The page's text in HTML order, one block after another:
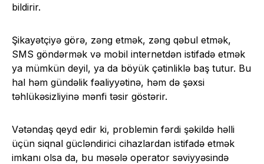
bildirir.
Şikayətçiyə görə, zəng etmək, zəng qəbul etmək,
SMS göndərmək və mobil internetdən istifadə etmək
ya mümkün deyil, ya da böyük çətinliklə baş tutur. Bu
hal həm gündəlik fəaliyyətinə, həm də şəxsi
təhlükəsizliyinə mənfi təsir göstərir.
Vətəndaş qeyd edir ki, problemin fərdi şəkildə həlli
üçün siqnal gücləndirici cihazlardan istifadə etmək
imkanı olsa da, bu məsələ operator səviyyəsində